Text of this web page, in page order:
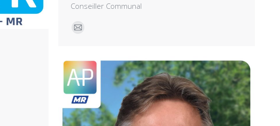
Conseiller Communal
E-